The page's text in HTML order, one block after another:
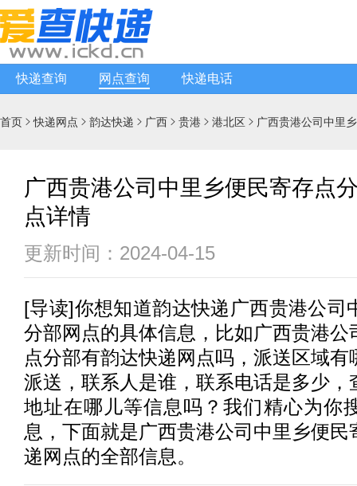
快递查询 网点查询 快递电话
首页 快递网点  韵达快递  广西  贵港  港北区  广西贵港公司中里
广西贵港公司中里乡便民寄存点
点详情
更新时间：2024-04-15
[导读]你想知道韵达快递 广西贵港公司
分部网点的具体信息，比如广西贵港公
点分部有韵达快递 网点吗，派送区域
派送，联系人是谁，联系电话是多少，
地址在哪儿等信息吗？我们精心为你
息，下面就是广西贵港公司中里乡便民
递网点的全部信息。